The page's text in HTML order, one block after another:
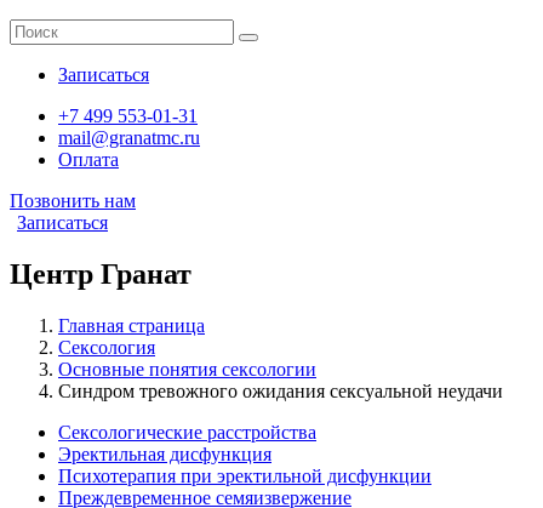
Записаться
+7 499 553-01-31
mail@granatmc.ru
Оплата
Позвонить нам
Записаться
Центр Гранат
Главная страница
Сексология
Основные понятия сексологии
Синдром тревожного ожидания сексуальной неудачи
Сексологические расстройства
Эректильная дисфункция
Психотерапия при эректильной дисфункции
Преждевременное семяизвержение